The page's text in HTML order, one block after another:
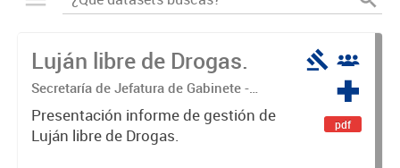
Luján libre de Drogas.
Secretaría de Jefatura de Gabinete -
Coordinación Luján Libre de Drogas
Presentación informe de gestión de
Luján libre de Drogas.
pdf